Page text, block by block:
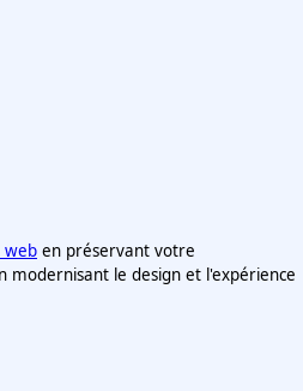
web en préservant votre
le design et l'expérience